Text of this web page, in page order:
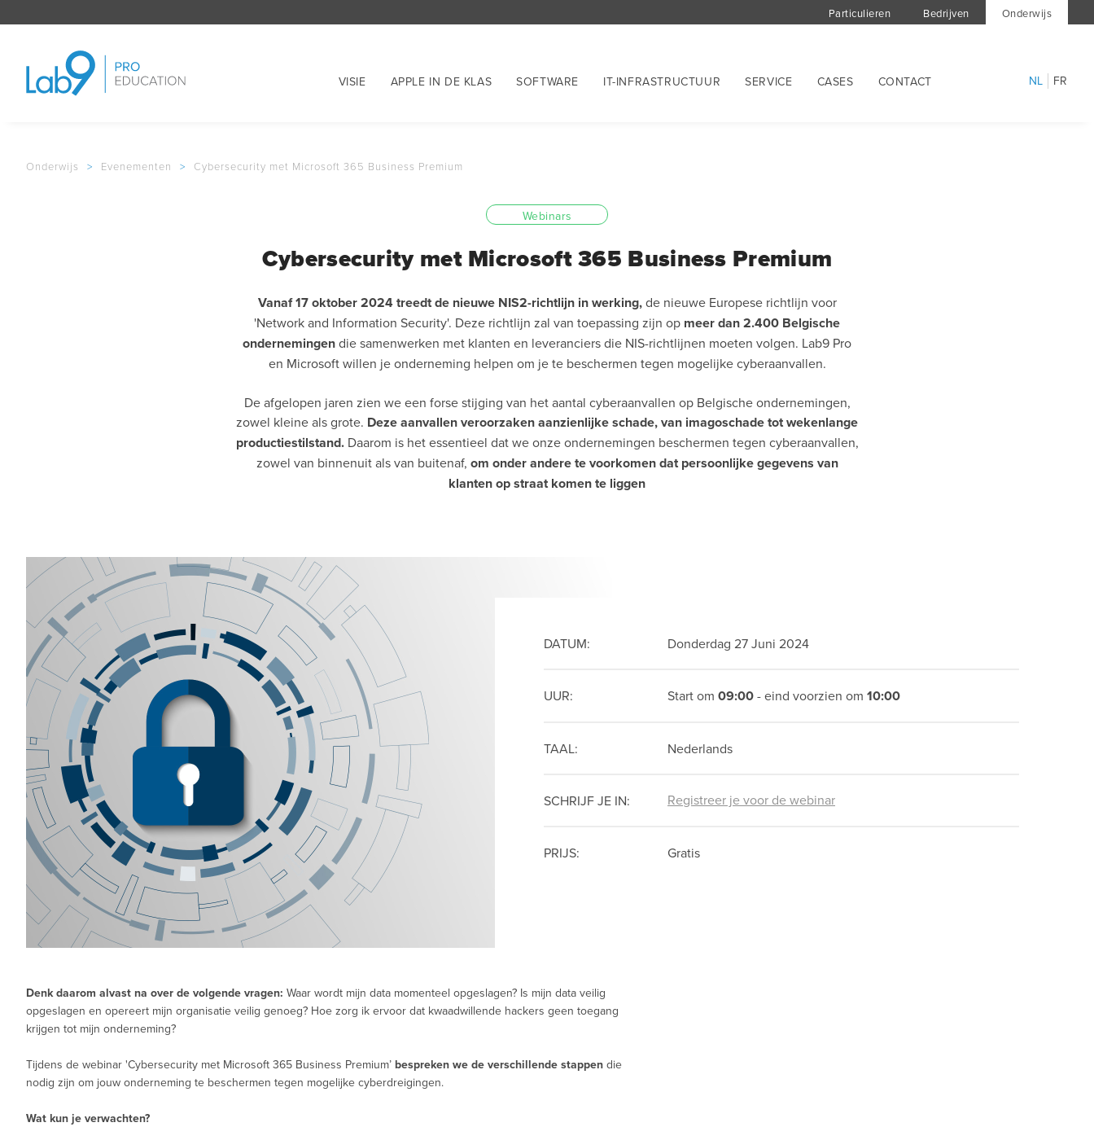
Particulieren Bedrijven Onderwijs
VISIE APPLE IN DE KLAS SOFTWARE IT-INFRASTRUCTUUR SERVICE CASES CONTACT NL FR
Onderwijs > Evenementen > Cybersecurity met Microsoft 365 Business Premium
Webinars
Cybersecurity met Microsoft 365 Business Premium
Vanaf 17 oktober 2024 treedt de nieuwe NIS2-richtlijn in werking,de nieuwe Europese richtlijn voor
'Network and Information Security'. Deze richtlijn zal van toepassing zijn op meer dan 2.400 Belgische
ondernemingendie samenwerken met klanten en leveranciers die NIS-richtlijnen moeten volgen. Lab9 Pro
en Microsoft willen je onderneming helpen om je te beschermen tegen mogelijke cyberaanvallen.
De afgelopen jaren zien we een forse stijging van het aantal cyberaanvallen op Belgische ondernemingen,
zowel kleine als grote. Deze aanvallen veroorzaken aanzienlijke schade, van imagoschade tot wekenlange
productiestilstand.Daarom is het essentieel dat we onze ondernemingen beschermen tegen cyberaanvallen,
zowel van binnenuit als van buitenaf, om onder andere te voorkomen dat persoonlijke gegevens van
klanten op straat komen te liggen
DATUM: Donderdag 27 Juni 2024
UUR: Start om 09:00- eind voorzien om 10:00
TAAL: Nederlands
SCHRIJF JE IN: Registreer je voor de webinar
PRIJS: Gratis
Denk daarom alvast na over de volgende vragen: Waar wordt mijn data momenteel opgeslagen? Is mijn data veilig
opgeslagen en opereert mijn organisatie veilig genoeg? Hoe zorg ik ervoor dat kwaadwillende hackers geen toegang
krijgen tot mijn onderneming?
Tijdens de webinar 'Cybersecurity met Microsoft 365 Business Premium’ bespreken we de verschillende stappen die
nodig zijn om jouw onderneming te beschermen tegen mogelijke cyberdreigingen.
Wat kun je verwachten?